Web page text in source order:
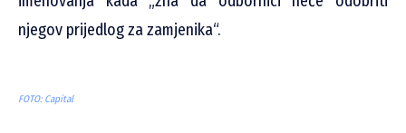
njegov prijedlog za zamjenika“.
FOTO: Capital